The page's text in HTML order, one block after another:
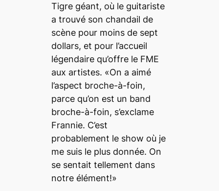
Tigre géant, où le guitariste
a trouvé son chandail de
scène pour moins de sept
dollars, et pour l’accueil
légendaire qu’offre le FME
aux artistes. «On a aimé
l’aspect broche-à-foin,
parce qu’on est un band
broche-à-foin, s’exclame
Frannie. C’est
probablement le show où je
me suis le plus donnée. On
se sentait tellement dans
notre élément!»